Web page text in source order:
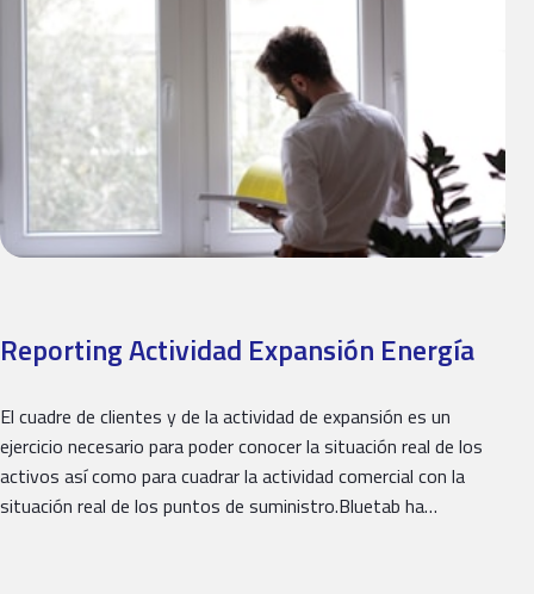
Reporting Actividad Expansión Energía
El cuadre de clientes y de la actividad de expansión es un
ejercicio necesario para poder conocer la situación real de los
activos así como para cuadrar la actividad comercial con la
situación real de los puntos de suministro.Bluetab ha…